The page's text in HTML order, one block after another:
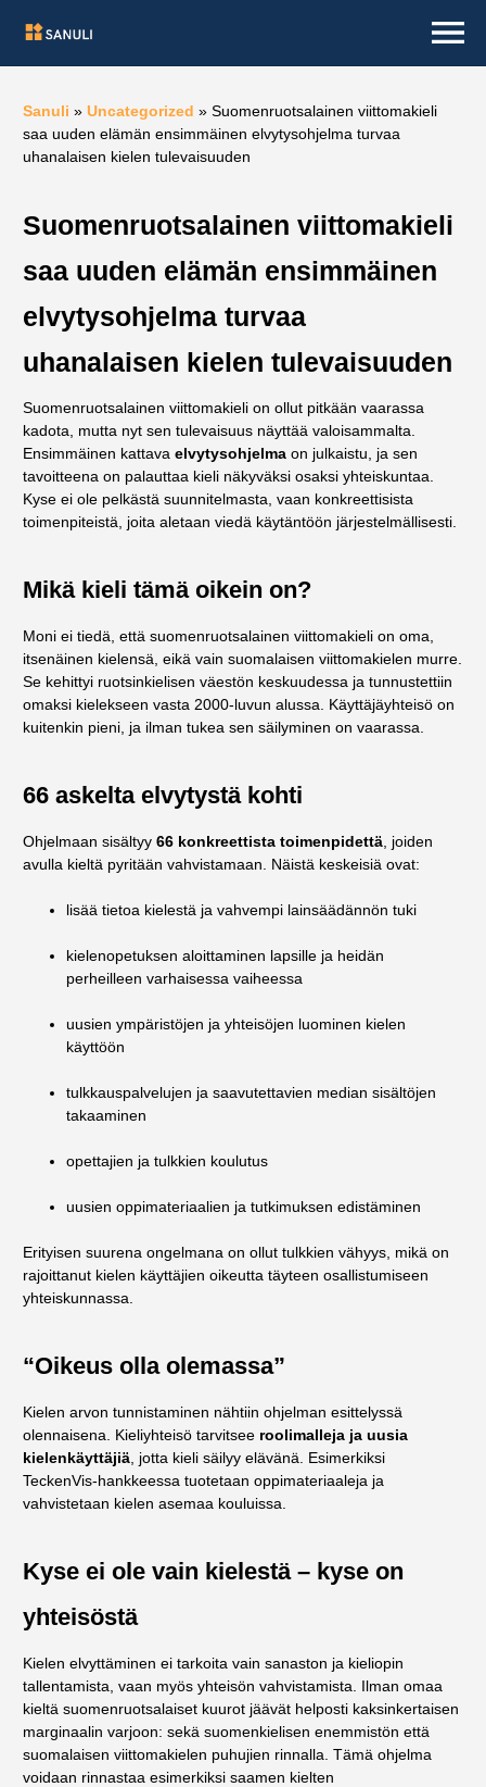
Sanuli » Uncategorized » Suomenruotsalainen viittomakieli
saa uuden elämän ensimmäinen elvytysohjelma turvaa
uhanalaisen kielen tulevaisuuden
Suomenruotsalainen viittomakieli
saa uuden elämän ensimmäinen
elvytysohjelma turvaa
uhanalaisen kielen tulevaisuuden
Suomenruotsalainen viittomakieli on ollut pitkään vaarassa
kadota, mutta nyt sen tulevaisuus näyttää valoisammalta.
Ensimmäinen kattava elvytysohjelma on julkaistu, ja sen
tavoitteena on palauttaa kieli näkyväksi osaksi yhteiskuntaa.
Kyse ei ole pelkästä suunnitelmasta, vaan konkreettisista
toimenpiteistä, joita aletaan viedä käytäntöön järjestelmällisesti.
Mikä kieli tämä oikein on?
Moni ei tiedä, että suomenruotsalainen viittomakieli on oma,
itsenäinen kielensä, eikä vain suomalaisen viittomakielen murre.
Se kehittyi ruotsinkielisen väestön keskuudessa ja tunnustettiin
omaksi kielekseen vasta 2000-luvun alussa. Käyttäjäyhteisö on
kuitenkin pieni, ja ilman tukea sen säilyminen on vaarassa.
66 askelta elvytystä kohti
Ohjelmaan sisältyy 66 konkreettista toimenpidettä , joiden
avulla kieltä pyritään vahvistamaan. Näistä keskeisiä ovat:
lisää tietoa kielestä ja vahvempi lainsäädännön tuki
kielenopetuksen aloittaminen lapsille ja heidän
perheilleen varhaisessa vaiheessa
uusien ympäristöjen ja yhteisöjen luominen kielen
käyttöön
tulkkauspalvelujen ja saavutettavien median sisältöjen
takaaminen
opettajien ja tulkkien koulutus
uusien oppimateriaalien ja tutkimuksen edistäminen
Erityisen suurena ongelmana on ollut tulkkien vähyys, mikä on
rajoittanut kielen käyttäjien oikeutta täyteen osallistumiseen
yhteiskunnassa.
“Oikeus olla olemassa”
Kielen arvon tunnistaminen nähtiin ohjelman esittelyssä
olennaisena. Kieliyhteisö tarvitsee roolimalleja ja uusia
kielenkäyttäjiä , jotta kieli säilyy elävänä. Esimerkiksi
TeckenVis-hankkeessa tuotetaan oppimateriaaleja ja
vahvistetaan kielen asemaa kouluissa.
Kyse ei ole vain kielestä – kyse on
yhteisöstä
Kielen elvyttäminen ei tarkoita vain sanaston ja kieliopin
tallentamista, vaan myös yhteisön vahvistamista. Ilman omaa
kieltä suomenruotsalaiset kuurot jäävät helposti kaksinkertaisen
marginaalin varjoon: sekä suomenkielisen enemmistön että
suomalaisen viittomakielen puhujien rinnalla. Tämä ohjelma
voidaan rinnastaa esimerkiksi saamen kielten